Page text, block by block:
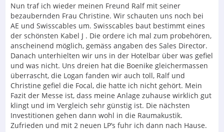
Nun traf ich wieder meinen Freund Ralf mit seiner
bezaubernden Frau Christine. Wir schauten uns noch bei
AE und Swisscables um. Swisscables baut bestimmt eines
der schönsten Kabel J . Die ordere ich mal zum probehören,
anscheinend möglich, gemäss angaben des Sales Director.
Danach unterhielten wir uns in der Hotelbar über was gefiel
und was nicht. Uns dreien hat die Boenike gleichermassen
überrascht, die Logan fanden wir auch toll, Ralf und
Christine gefiel die Focal, die hatte ich nicht gehört. Mein
Fazit der Messe ist, dass meine Anlage zuhause wirklich gut
klingt und im Vergleich sehr günstig ist. Die nächsten
Investitionen gehen dann wohl in die Raumakustik.
Zufrieden und mit 2 neuen LP’s fuhr ich dann nach Hause.